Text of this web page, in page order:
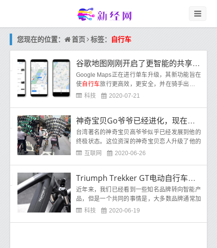
您现在的位置： 首页 标签： 自行车
谷歌地图刚刚开启了更智能的共享单车导航
Google Maps正在进行单车升级，其新功能旨在
使 自行车旅行更高效，更安全，并在骑手出汗时
警告骑手。尽管Google Maps中的骑车路线已有
科技 2020-07-21
神奇宝贝Go爷爷已经进化，现在使用64部智能手机
台湾著名的神奇宝贝高爷爷似乎已经发展到他的
终极状态。这位资深的神奇宝贝恋人升级了他的
自行车，现在这辆自行车装有多达64部可播放神
互联网 2020-06-26
Triumph Trekker GT电动自行车是该摩托车制造商的首款电动自行车
近年来，我们已经看到一些知名品牌转向智能产
品，但是一个共同的事情是，大多数品牌通常加
入得晚。一个参考点是Swatch最近进入智能手表
科技 2020-06-19